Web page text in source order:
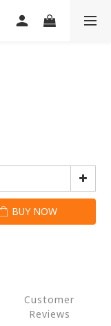
BUY NOW
Customer
Reviews